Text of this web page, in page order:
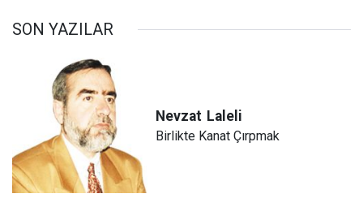
SON YAZILAR
Nevzat Laleli
Birlikte Kanat Çırpmak